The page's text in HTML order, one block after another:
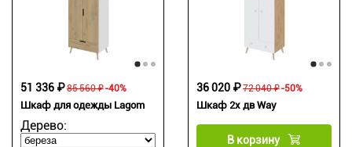
Шкаф для одежды Lagom
Дерево:
85 560 ₽
51 336 ₽ -40%
Шкаф 2х дв Way
72 040 ₽
36 020 ₽ -50%
В корзину